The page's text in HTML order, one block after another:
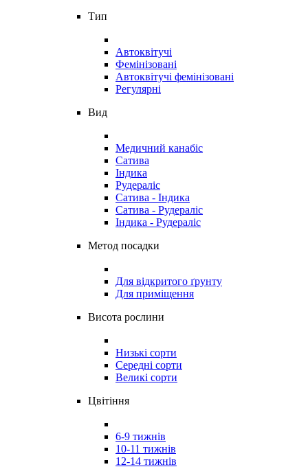
Тип
Автоквітучі
Фемінізовані
Автоквітучі фемінізовані
Регулярні
Вид
Медичний канабіс
Сатива
Індика
Рудераліс
Сатива - Індика
Сатива - Рудераліс
Індика - Рудераліс
Метод посадки
Для відкритого ґрунту
Для приміщення
Висота рослини
Низькі сорти
Середні сорти
Великі сорти
Цвітіння
6-9 тижнів
10-11 тижнів
12-14 тижнів